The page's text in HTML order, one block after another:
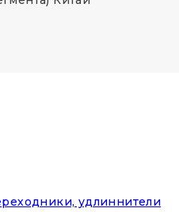
удлиннители